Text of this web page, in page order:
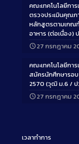
คณะเทคโนโลยีกา
ตรวจประเมินคุณภ
หลักสูตรตามเกณฑ์
อาหาร (ต่อเนื่อง)
27 กรกฎาคม
คณะเทคโนโลยีกา
สมัครนักศึกษารอบ
2570 (วุฒิ ม.6 /
27 กรกฎาคม
เวลาทำการ